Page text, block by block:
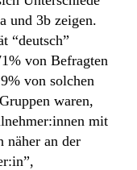
und 3b zeigen.
“deutsch”
von Befragten
von solchen
waren,
mit
näher an der